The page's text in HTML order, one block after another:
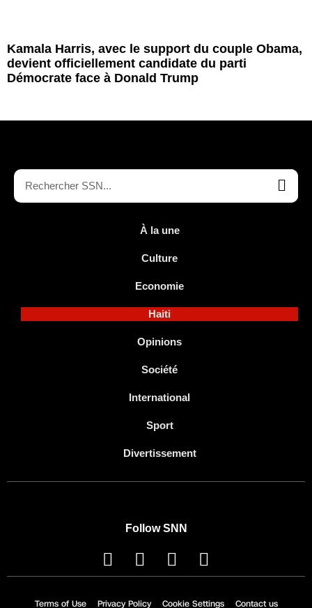
Kamala Harris, avec le support du couple Obama,
devient officiellement candidate du parti
Démocrate face à Donald Trump
À la une
Culture
Economie
Haiti
Opinions
Société
International
Sport
Divertissement
Follow SNN
Terms of Use Privacy Policy Cookie Settings Contact us